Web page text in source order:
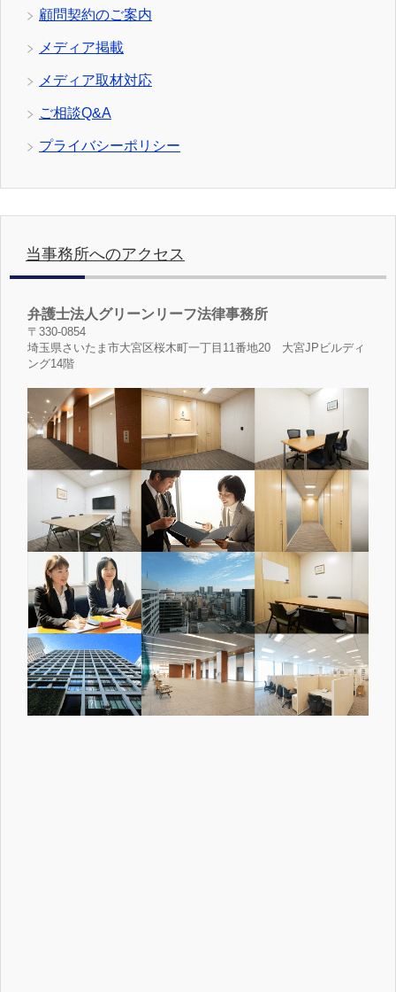
顧問契約のご案内
メディア掲載
メディア取材対応
ご相談Q&A
プライバシーポリシー
当事務所へのアクセス
弁護士法人グリーンリーフ法律事務所
〒330-0854
埼玉県さいたま市大宮区桜木町一丁目11番地20 大宮JPビルディ
ング14階